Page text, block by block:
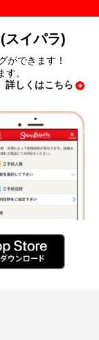
スイパラ)
ができます！
。
詳しくはこちら